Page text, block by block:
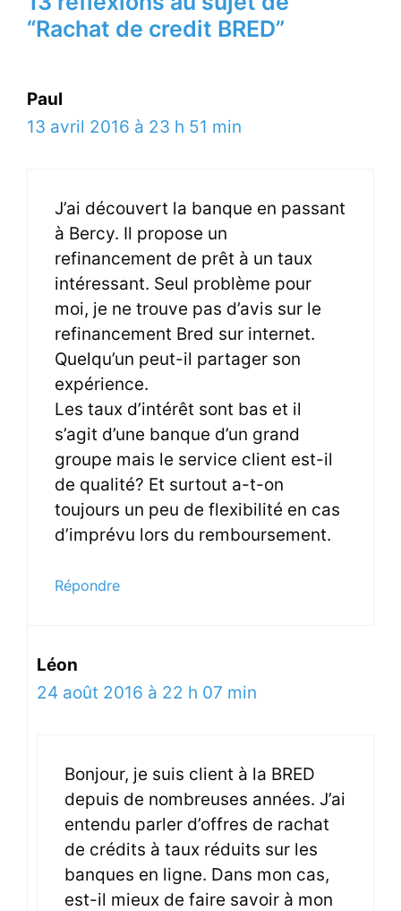
“Rachat de credit BRED”
Paul
13 avril 2016 à 23 h 51 min
J’ai découvert la banque en passant
à Bercy. Il propose un
refinancement de prêt à un taux
intéressant. Seul problème pour
moi, je ne trouve pas d’avis sur le
refinancement Bred sur internet.
Quelqu’un peut-il partager son
expérience.
Les taux d’intérêt sont bas et il
s’agit d’une banque d’un grand
groupe mais le service client est-il
de qualité? Et surtout a-t-on
toujours un peu de flexibilité en cas
d’imprévu lors du remboursement.
Répondre
Léon
24 août 2016 à 22 h 07 min
Bonjour, je suis client à la BRED
depuis de nombreuses années. J’ai
entendu parler d’offres de rachat
de crédits à taux réduits sur les
banques en ligne. Dans mon cas,
est-il mieux de faire savoir à mon